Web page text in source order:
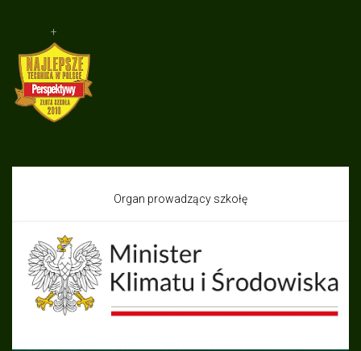
+
Organ prowadzący szkołę